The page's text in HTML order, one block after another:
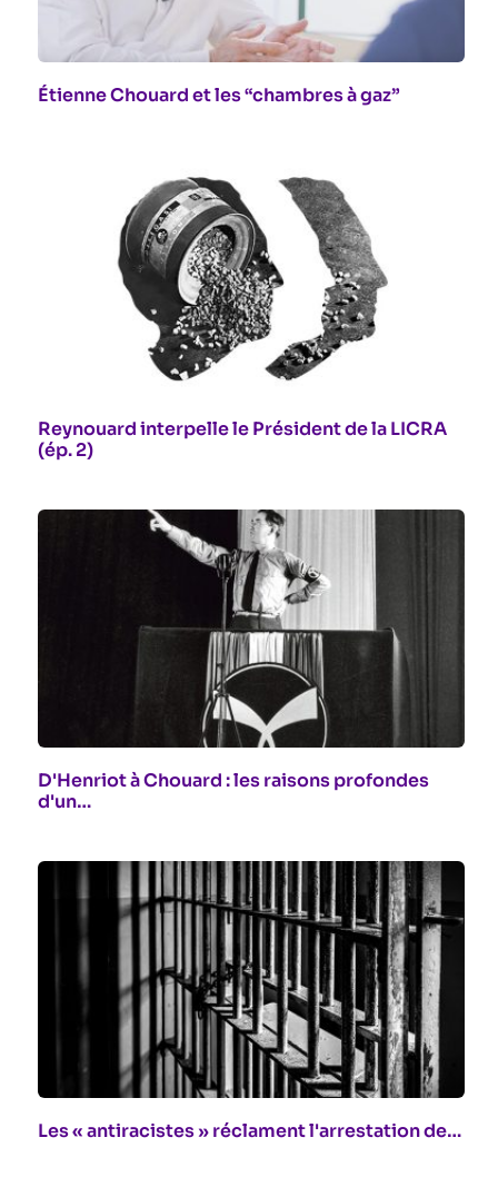
Étienne Chouard et les “chambres à gaz”
Reynouard interpelle le Président de la LICRA
(ép. 2)
D'Henriot à Chouard : les raisons profondes
d'un…
Les « antiracistes » réclament l'arrestation de…